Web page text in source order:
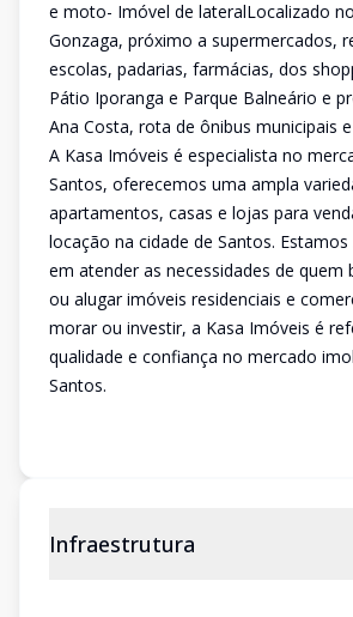
e moto- Imóvel de lateralLocalizado
Gonzaga, próximo a supermercados,
escolas, padarias, farmácias, dos
Pátio Iporanga e Parque Balneário e
Ana Costa, rota de ônibus municipais
A Kasa Imóveis é especialista no
Santos, oferecemos uma ampla
apartamentos, casas e lojas para
locação na cidade de Santos.
em atender as necessidades de quem
ou alugar imóveis residenciais e
morar ou investir, a Kasa Imóveis é
qualidade e confiança no mercado
Santos.
Infraestrutura